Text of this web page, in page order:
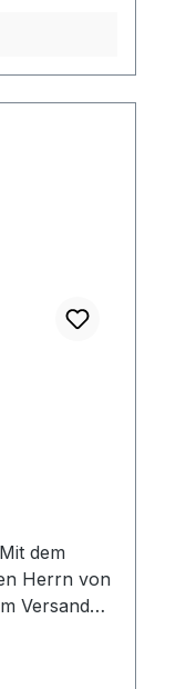
Herrn von
Versand